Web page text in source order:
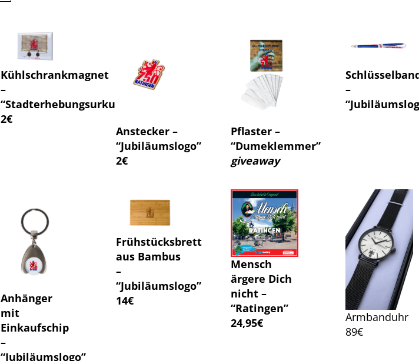
Kühlschrankmagnet
–
“Stadterhebungsurkunde”
2€
Anstecker –
“Jubiläumslogo”
2€
Pflaster –
“Dumeklemmer”
giveaway
–
Anhänger
mit
Einkaufschip
–
“Jubiläumslogo”
Frühstücksbrett
aus Bambus
–
“Jubiläumslogo”
14€
Mensch
ärgere Dich
nicht –
“Ratingen”
24,95€
Armbanduhr
89€